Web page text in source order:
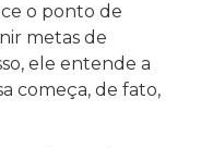
o ponto de
metas de
ele entende a
começa, de fato,